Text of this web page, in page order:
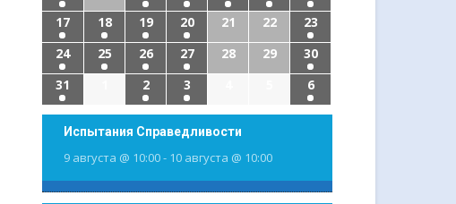
17
18 19 20 21 22
23
24
25 26 27 28 29
30
31
2 3 6
Испытания Справедливости
9 августа @ 10:00- 10 августа @ 10:00